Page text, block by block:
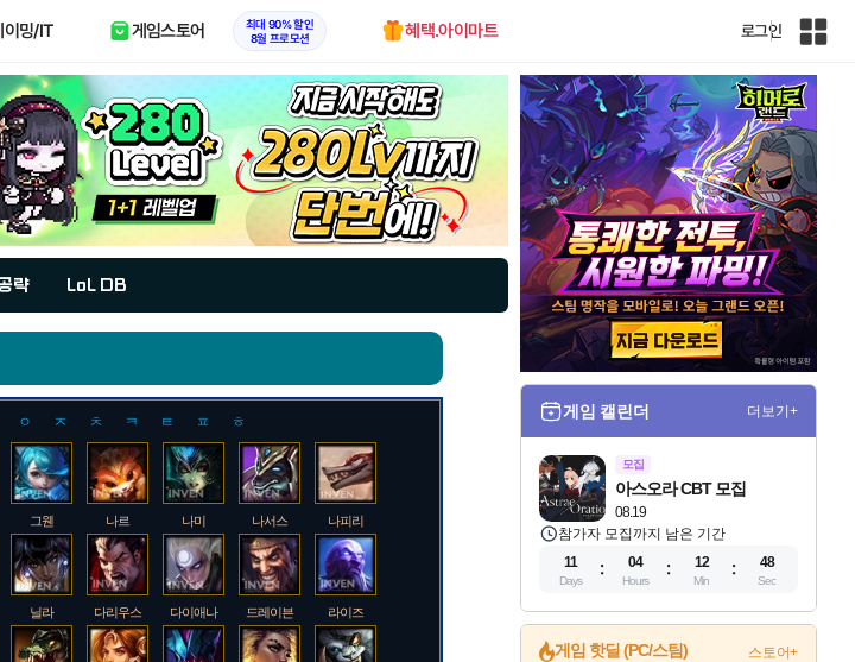
이밍/IT 게임스토어
최대 90% 할인
8월 프로모션
혜택.아이마트 로그인
인
전
이
트
맵
략 LoL DB
ㅇ ㅈ ㅊ ㅋ ㅌ ㅍ ㅎ
그웬 나르 나미 나서스 나피리
닐라 다리우스 다이애나 드레이븐 라이즈
게임 캘린더 더보기+
모집
08.19
아스오라 CBT 모집
참가자 모집까지 남은 기간
11
Days
04
Hours
12
Min
46
Sec
게임 핫딜 (PC/스팀) 스토어+